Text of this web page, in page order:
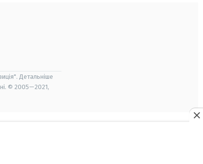
Детальніше
© 2005—2021,